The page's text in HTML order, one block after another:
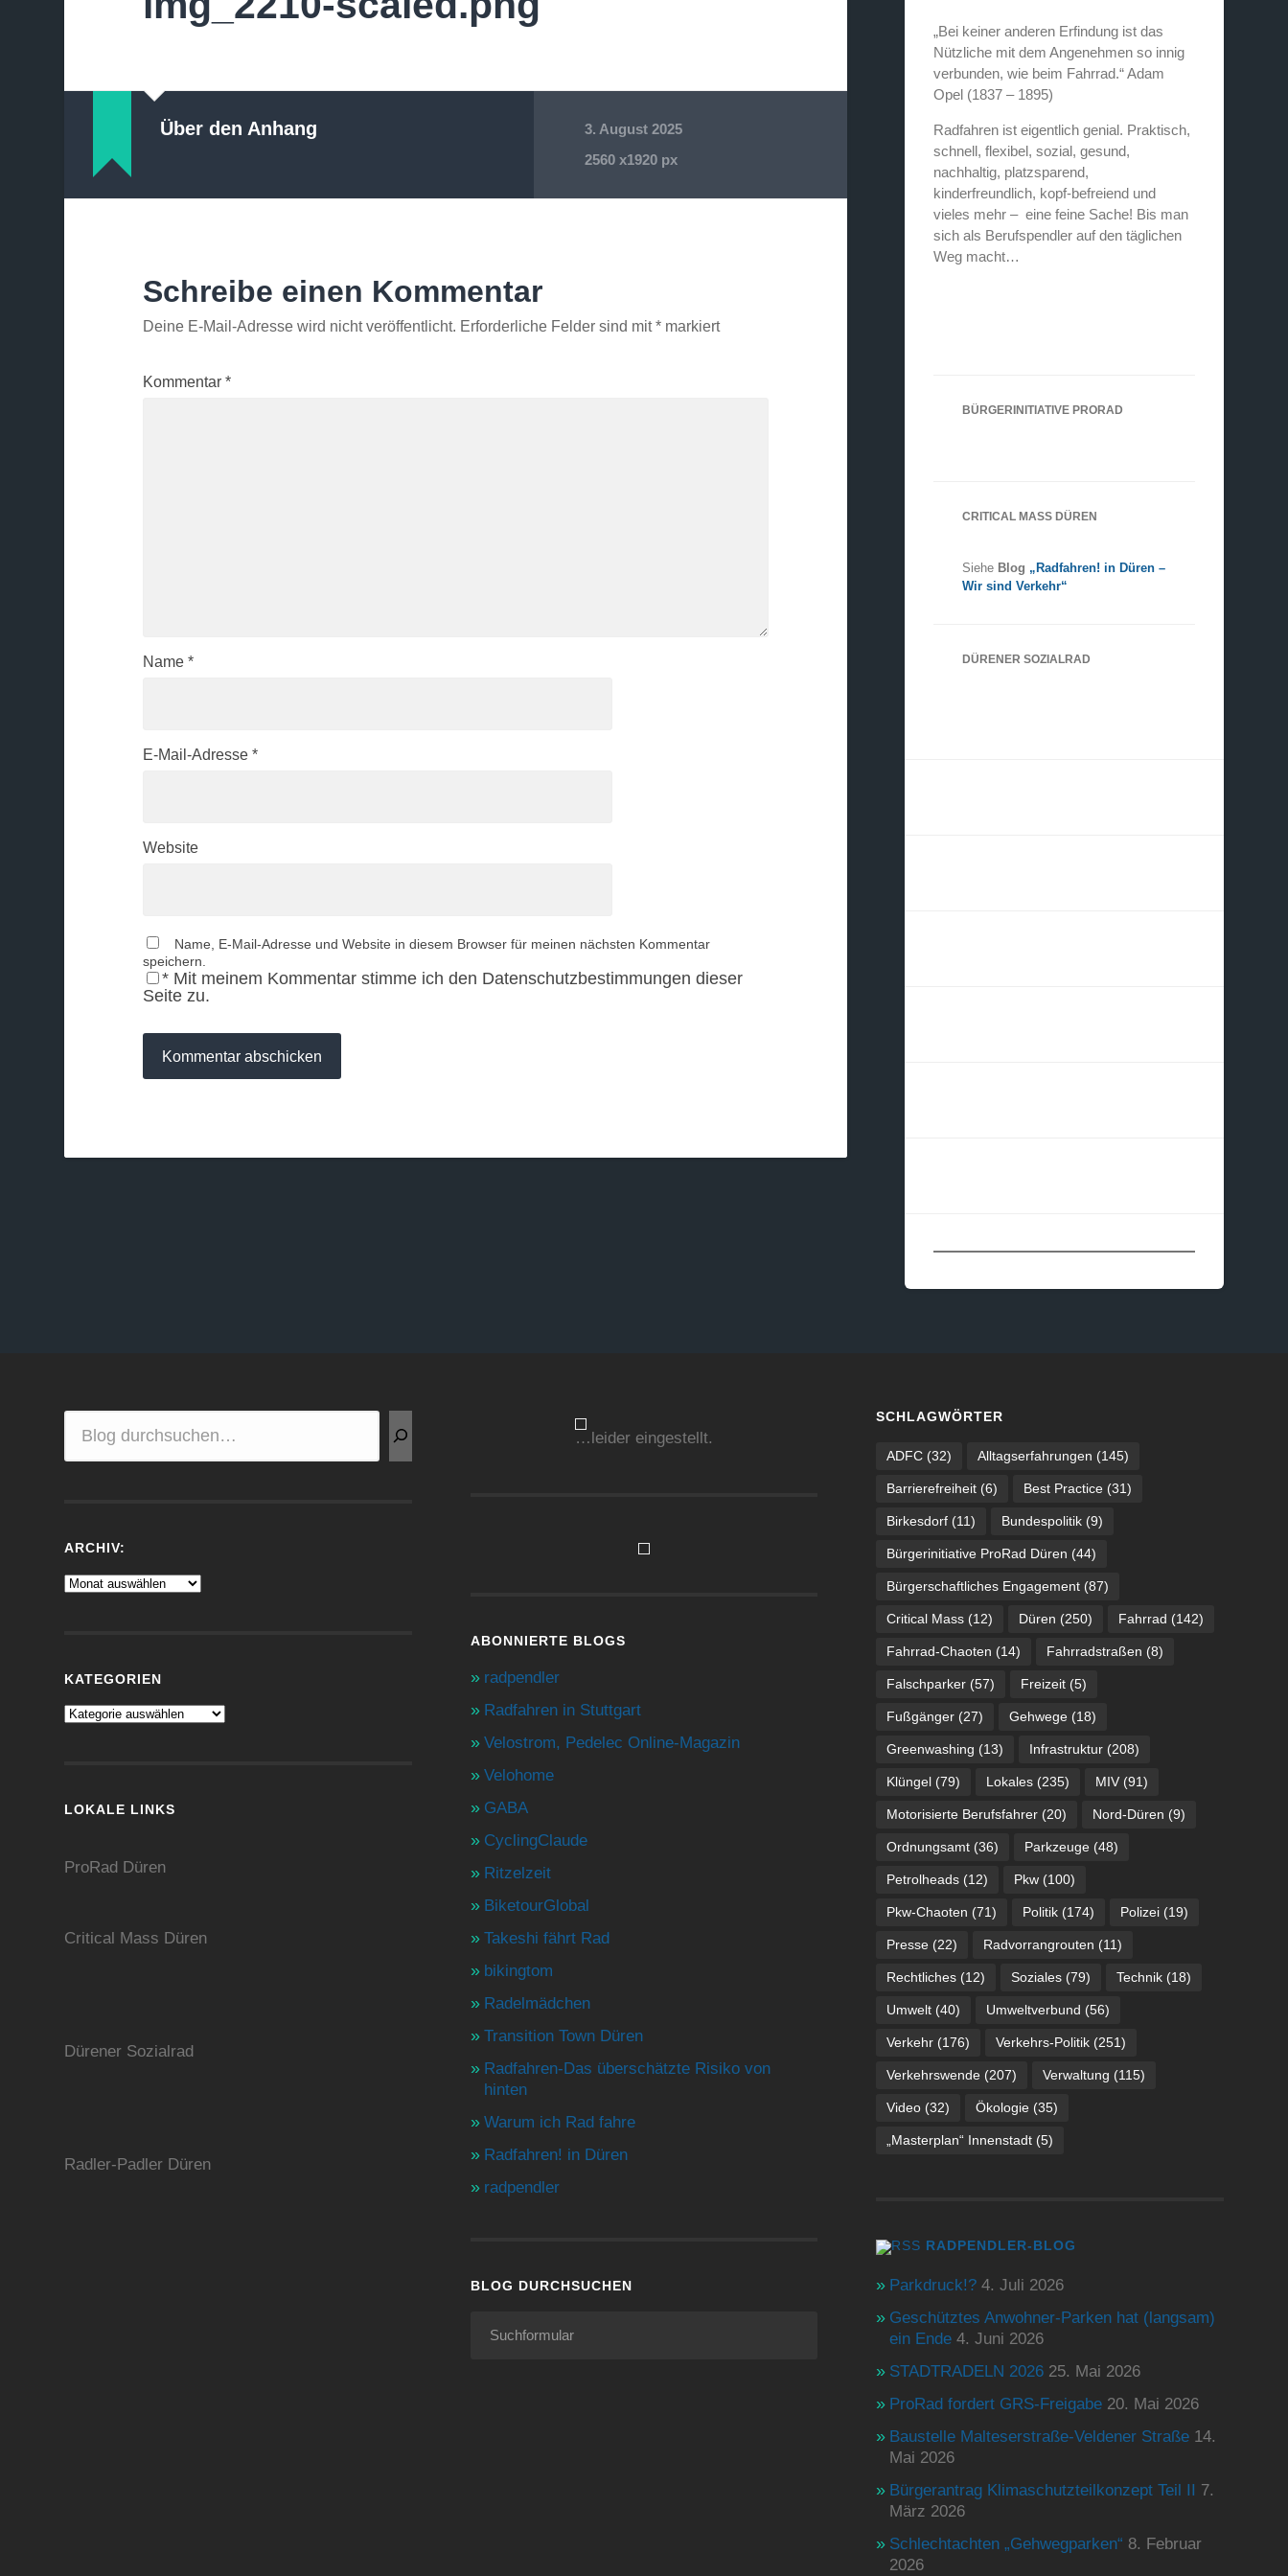
Über den Anhang
3. August 2025
2560x1920 px
Schreibe einen Kommentar
Deine E-Mail-Adresse wird nicht veröffentlicht. Erforderliche Felder sind mit*markiert
Kommentar *
Name *
E-Mail-Adresse *
Website
Name, E-Mail-Adresse und Website in diesem Browser für meinen nächsten Kommentar
speichern.
*Mit meinem Kommentar stimme ich den Datenschutzbestimmungen dieser
Seite zu.
„Bei keiner anderen Erfindung ist das
Nützliche mit dem Angenehmen so innig
verbunden, wie beim Fahrrad.“ Adam
Opel (1837 – 1895)
Radfahren ist eigentlich genial. Praktisch,
schnell, flexibel, sozial, gesund,
nachhaltig, platzsparend,
kinderfreundlich, kopf-befreiend und
vieles mehr – eine feine Sache! Bis man
sich als Berufspendler auf den täglichen
Weg macht…
BÜRGERINITIATIVE PRORAD
CRITICAL MASS DÜREN
Siehe Blog „Radfahren! in Düren –
Wir sind Verkehr“
DÜRENER SOZIALRAD
ARCHIV:
KATEGORIEN
LOKALE LINKS
ProRad Düren
Critical Mass Düren
Dürener Sozialrad
Radler-Padler Düren
…leider eingestellt.
ABONNIERTE BLOGS
radpendler
Radfahren in Stuttgart
Velostrom, Pedelec Online-Magazin
Velohome
GABA
CyclingClaude
Ritzelzeit
BiketourGlobal
Takeshi fährt Rad
bikingtom
Radelmädchen
Transition Town Düren
Radfahren-Das überschätzte Risiko von
hinten
Warum ich Rad fahre
Radfahren! in Düren
radpendler
BLOG DURCHSUCHEN
SCHLAGWÖRTER
ADFC(32) Alltagserfahrungen (145)
Barrierefreiheit(6) Best Practice(31)
Birkesdorf(11) Bundespolitik(9)
Bürgerinitiative ProRad Düren (44)
Bürgerschaftliches Engagement(87)
Critical Mass(12) Düren (250) Fahrrad (142)
Fahrrad-Chaoten (14) Fahrradstraßen (8)
Falschparker(57) Freizeit(5)
Fußgänger(27) Gehwege(18)
Greenwashing (13) Infrastruktur(208)
Klüngel (79) Lokales(235) MIV(91)
Motorisierte Berufsfahrer(20) Nord-Düren (9)
Ordnungsamt(36) Parkzeuge(48)
Petrolheads(12) Pkw(100)
Pkw-Chaoten (71) Politik(174) Polizei(19)
Presse(22) Radvorrangrouten (11)
Rechtliches(12) Soziales(79) Technik(18)
Umwelt(40) Umweltverbund (56)
Verkehr(176) Verkehrs-Politik(251)
Verkehrswende(207) Verwaltung (115)
Video(32) Ökologie(35)
„Masterplan“ Innenstadt(5)
RADPENDLER-BLOG
Parkdruck!? 4. Juli 2026
Geschütztes Anwohner-Parken hat (langsam)
ein Ende 4. Juni 2026
STADTRADELN 2026 25. Mai 2026
ProRad fordert GRS-Freigabe 20. Mai 2026
Baustelle Malteserstraße-Veldener Straße 14.
Mai 2026
Bürgerantrag Klimaschutzteilkonzept Teil II 7.
März 2026
Schlechtachten „Gehwegparken“ 8. Februar
2026